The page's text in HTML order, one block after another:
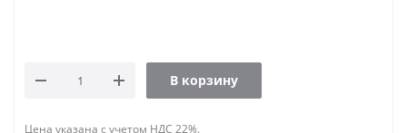
В корзину
Цена указана с учетом НДС 22%.